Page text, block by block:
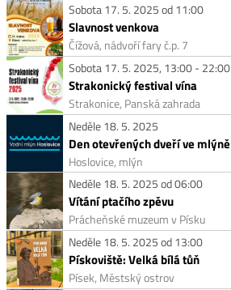
Sobota 17. 5. 2025 od 11:00
Slavnost venkova
Čížová, nádvoří fary č.p. 7
Sobota 17. 5. 2025, 13:00 - 22:00
Strakonický festival vína
Strakonice, Panská zahrada
Neděle 18. 5. 2025
Den otevřených dveří ve mlýně
Hoslovice, mlýn
Neděle 18. 5. 2025 od 06:00
Vítání ptačího zpěvu
Prácheňské muzeum v Písku
Neděle 18. 5. 2025 od 13:00
Pískoviště: Velká bílá tůň
Písek, Městský ostrov